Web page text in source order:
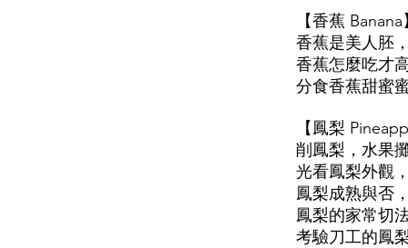
【香蕉
香蕉是美人胚
香蕉怎麼吃才
分食香蕉甜蜜
【鳳梨
削鳳梨，水果
光看鳳梨外觀
鳳梨成熟與否
鳳梨的家常切
考驗刀工的鳳